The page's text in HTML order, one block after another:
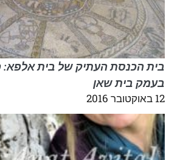
בית הכנסת העתיק של בית אלפא:
בעמק בית שאן
12 באוקטובר 2016